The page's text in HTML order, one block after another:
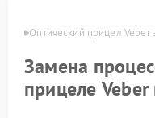
Оптический прицел Veber
Замена
прицеле